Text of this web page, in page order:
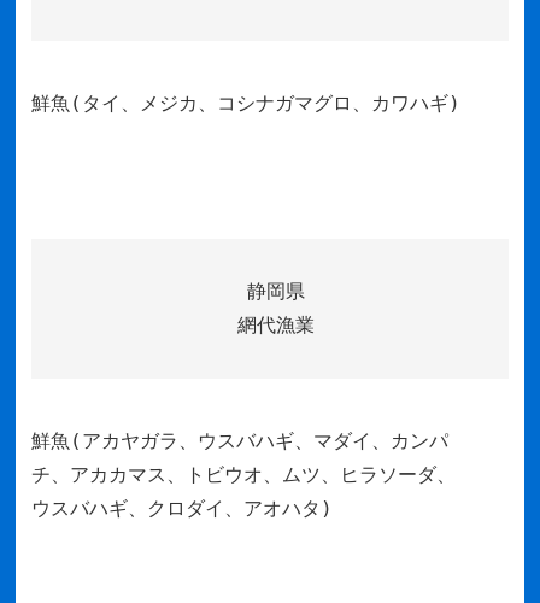
鮮魚(タイ、メジカ、コシナガマグロ、カワハギ)
静岡県
網代漁業
鮮魚(アカヤガラ、ウスバハギ、マダイ、カンパ
チ、アカカマス、トビウオ、ムツ、ヒラソーダ、
ウスバハギ、クロダイ、アオハタ)